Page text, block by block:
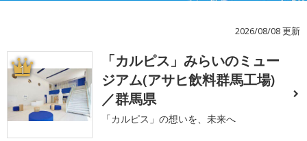
2026/08/08 更新
1
「カルピス」みらいのミュー
ジアム(アサヒ飲料群馬工場)
／群馬県
「カルピス」の想いを、未来へ